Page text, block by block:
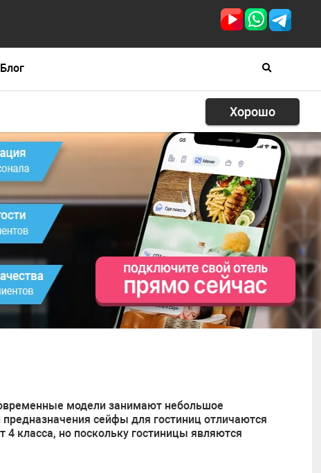
Блог
Хорошо
модели занимают небольшое
сейфы для гостиниц отличаются
класса, но поскольку гостиницы являются